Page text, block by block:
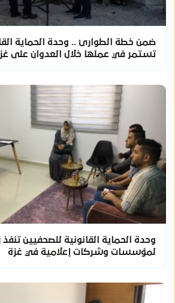
ضمن خطة الطوارئ .. وحدة الحماية
تستمر في عملها خلال العدوان على
وحدة الحماية القانونية للصحفيين تنفذ
لمؤسسات وشركات إعلامية في غزة